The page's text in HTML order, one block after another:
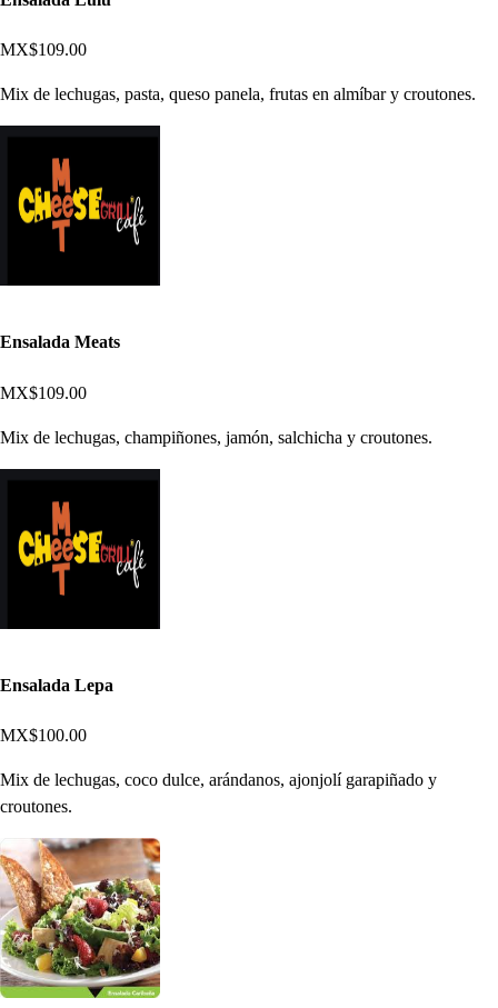
MX$109.00
Mix de lechugas, pasta, queso panela, frutas en almíbar y croutones.
Ensalada Meats
MX$109.00
Mix de lechugas, champiñones, jamón, salchicha y croutones.
Ensalada Lepa
MX$100.00
Mix de lechugas, coco dulce, arándanos, ajonjolí garapiñado y
croutones.